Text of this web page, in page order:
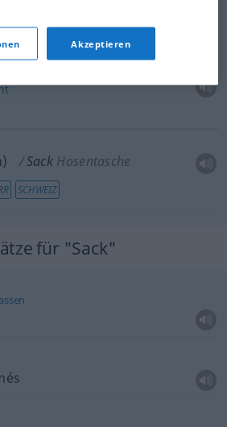
Sack Hosentasche
SCHWEIZ
für "Sack"
Akzeptieren